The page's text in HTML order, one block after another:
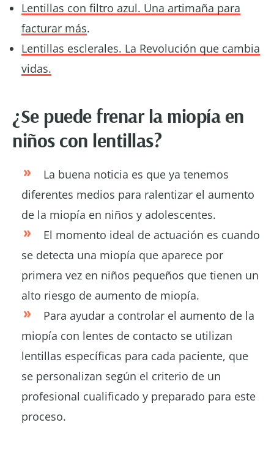
Lentillas con filtro azul. Una artimaña para
facturar más.
Lentillas esclerales. La Revolución que cambia
vidas.
¿Se puede frenar la miopía en
niños con lentillas?
La buena noticia es que ya tenemos
diferentes medios para ralentizar el aumento
de la miopía en niños y adolescentes.
El momento ideal de actuación es cuando
se detecta una miopía que aparece por
primera vez en niños pequeños que tienen un
alto riesgo de aumento de miopía.
Para ayudar a controlar el aumento de la
miopía con lentes de contacto se utilizan
lentillas específicas para cada paciente, que
se personalizan según el criterio de un
profesional cualificado y preparado para este
proceso.